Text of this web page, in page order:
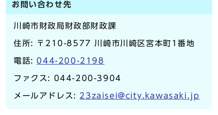
お問い合わせ先
川崎市財政局財政部財政課
住所: 〒210-8577 川崎市川崎区宮本町1番地
電話: 044-200-2198
ファクス: 044-200-3904
メールアドレス: 23zaisei@city.kawasaki.jp